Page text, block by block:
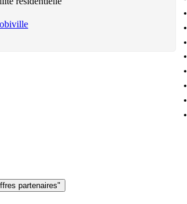
partenaires"